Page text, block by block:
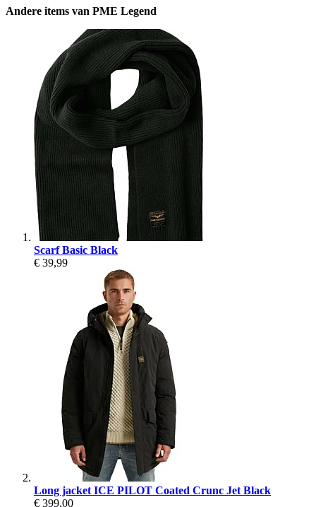
Andere items van PME Legend
Scarf Basic Black
€ 39,99
Long jacket ICE PILOT Coated Crunc Jet Black
€ 399,00